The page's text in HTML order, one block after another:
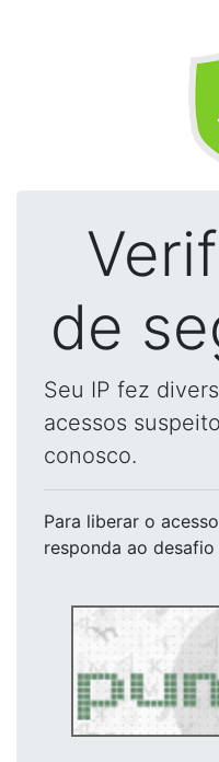
de
Seu IP fez
acessos
conosco.
Para liberar o acesso
responda ao desafio